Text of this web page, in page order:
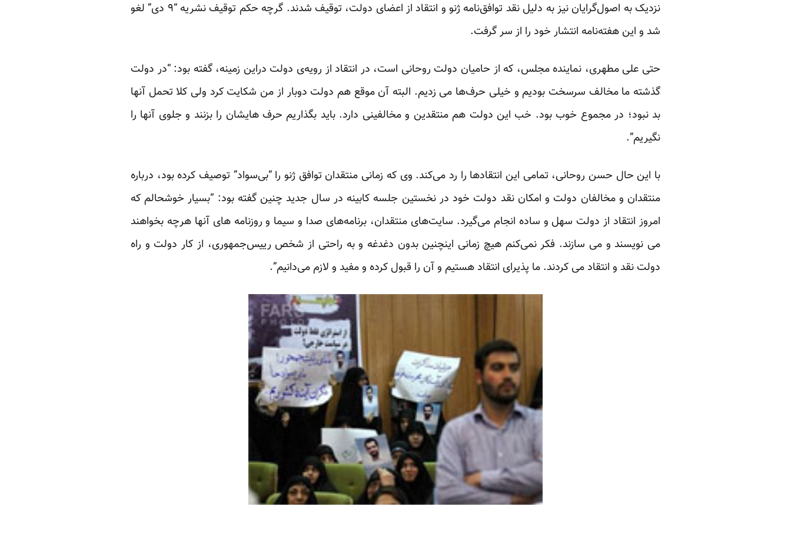
نزدیک به اصول‌گرایان نیز به دلیل نقد توافق‌نامه ژنو و انتقاد از اعضای دولت، توقیف شدند. گرچه حکم توقیف نشریه “۹ دی” لغو
شد و این هفته‌نامه انتشار خود را از سر گرفت.
حتی علی مطهری، نماینده مجلس، که از حامیان دولت روحانی است، در انتقاد از رویه‌ی دولت دراین زمینه، گفته بود: “در دولت
گذشته ما مخالف سرسخت بودیم و خیلی حرف‌ها می زدیم. البته آن موقع هم دولت دوبار از من شکایت کرد ولی کلا تحمل آنها
بد نبود؛ در مجموع خوب بود. خب این دولت هم منتقدین و مخالفینی دارد. باید بگذاریم حرف هایشان را بزنند و جلوی آنها را
نگیریم”.
با این حال حسن روحانی، تمامی این انتقادها را رد می‌کند. وی که زمانی منتقدان توافق ژنو را “بی‌سواد” توصیف کرده بود، درباره
منتقدان و مخالفان دولت و امکان نقد دولت خود در نخستین جلسه کابینه در سال جدید چنین گفته بود: “بسیار خوشحالم که
امروز انتقاد از دولت سهل و ساده انجام می‌گیرد. سایت‌های منتقدان، برنامه‌های صدا و سیما و روزنامه های آنها هرچه بخواهند
می نویسند و می سازند. فکر نمی‌کنم هیچ زمانی اینچنین بدون دغدغه و به راحتی از شخص رییس‌جمهوری، از کار دولت و راه
دولت نقد و انتقاد می کردند. ما پذیرای انتقاد هستیم و آن را قبول کرده و مفید و لازم می‌دانیم”.